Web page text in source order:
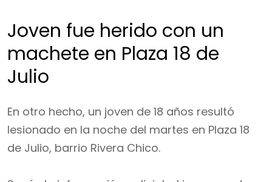
Joven fue herido con un
machete en Plaza 18 de
Julio
En otro hecho, un joven de 18 años resultó
lesionado en la noche del martes en Plaza 18
de Julio, barrio Rivera Chico.